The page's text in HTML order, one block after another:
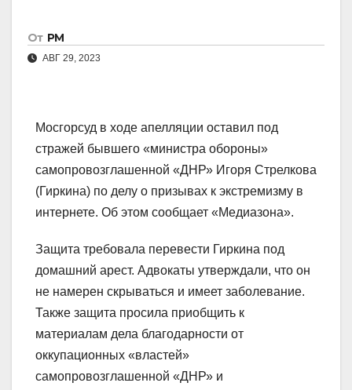
От РМ
АВГ 29, 2023
Мосгорсуд в ходе апелляции оставил под
стражей бывшего «министра обороны»
самопровозглашенной «ДНР» Игоря Стрелкова
(Гиркина) по делу о призывах к экстремизму в
интернете. Об этом сообщает «Медиазона».
Защита требовала перевести Гиркина под
домашний арест. Адвокаты утверждали, что он
не намерен скрываться и имеет заболевание.
Также защита просила приобщить к
материалам дела благодарности от
оккупационных «властей»
самопровозглашенной «ДНР» и